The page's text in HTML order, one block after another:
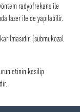
radyofrekans ile
lazer ile de yapılabilir.
(submukozal
etinin kesilip